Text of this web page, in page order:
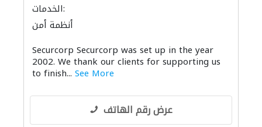
الخدمات:
أنظمة أمن
Securcorp Securcorp was set up in the year
2002. We thank our clients for supporting us
to finish... See More
عرض رقم الهاتف